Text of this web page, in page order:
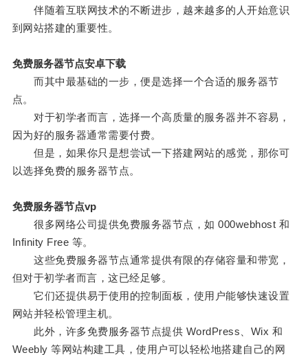
伴随着互联网技术的不断进步，越来越多的人开始意识
到网站搭建的重要性。
免费服务器节点安卓下载
而其中最基础的一步，便是选择一个合适的服务器节
点。
对于初学者而言，选择一个高质量的服务器并不容易，
因为好的服务器通常需要付费。
但是，如果你只是想尝试一下搭建网站的感觉，那你可
以选择免费的服务器节点。
免费服务器节点vp
很多网络公司提供免费服务器节点，如 000webhost 和
Infinity Free 等。
这些免费服务器节点通常提供有限的存储容量和带宽，
但对于初学者而言，这已经足够。
它们还提供易于使用的控制面板，使用户能够快速设置
网站并轻松管理主机。
此外，许多免费服务器节点提供 WordPress、Wix 和
Weebly 等网站构建工具，使用户可以轻松地搭建自己的网